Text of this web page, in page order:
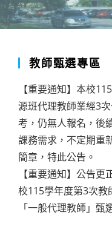
教師甄選專區
【重要通知】本校
源班代理教師業經3
考，仍無人報名，後
課務需求，不定期重
簡章，特此公告。
【重要通知】公告更
校115學年度第3次教
「一般代理教師」甄